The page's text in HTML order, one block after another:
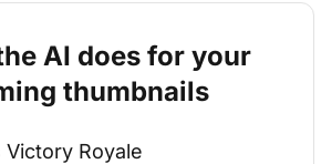
AI does for your
thumbnails
Victory Royale